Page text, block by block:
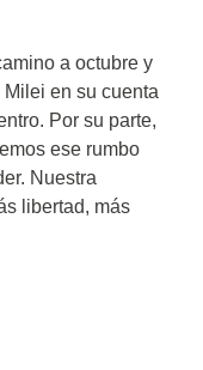
a octubre y
Milei en su cuenta
Por su parte,
ese rumbo
Nuestra
libertad, más